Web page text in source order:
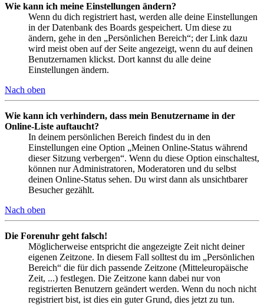
Wie kann ich meine Einstellungen ändern?
Wenn du dich registriert hast, werden alle deine Einstellungen
in der Datenbank des Boards gespeichert. Um diese zu
ändern, gehe in den „Persönlichen Bereich“; der Link dazu
wird meist oben auf der Seite angezeigt, wenn du auf deinen
Benutzernamen klickst. Dort kannst du alle deine
Einstellungen ändern.
Nach oben
Wie kann ich verhindern, dass mein Benutzername in der
Online-Liste auftaucht?
In deinem persönlichen Bereich findest du in den
Einstellungen eine Option „Meinen Online-Status während
dieser Sitzung verbergen“. Wenn du diese Option einschaltest,
können nur Administratoren, Moderatoren und du selbst
deinen Online-Status sehen. Du wirst dann als unsichtbarer
Besucher gezählt.
Nach oben
Die Forenuhr geht falsch!
Möglicherweise entspricht die angezeigte Zeit nicht deiner
eigenen Zeitzone. In diesem Fall solltest du im „Persönlichen
Bereich“ die für dich passende Zeitzone (Mitteleuropäische
Zeit, ...) festlegen. Die Zeitzone kann dabei nur von
registrierten Benutzern geändert werden. Wenn du noch nicht
registriert bist, ist dies ein guter Grund, dies jetzt zu tun.